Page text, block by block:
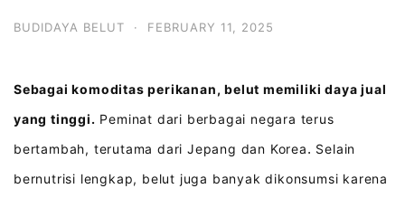
BUDIDAYA BELUT · FEBRUARY 11, 2025
Sebagai komoditas perikanan, belut memiliki daya jual
yang tinggi. Peminat dari berbagai negara terus
bertambah, terutama dari Jepang dan Korea. Selain
bernutrisi lengkap, belut juga banyak dikonsumsi karena